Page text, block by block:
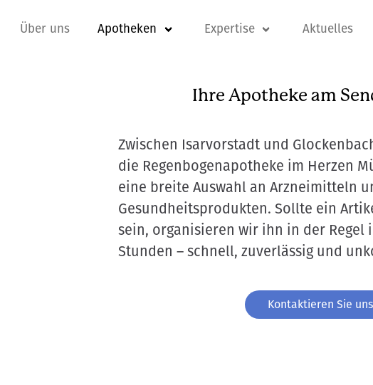
Über uns Apotheken Expertise Aktuelles
Ihre Apotheke am
Zwischen Isarvorstadt und
die Regenbogenapotheke im Herzen
eine breite Auswahl an Arzneimitteln
Gesundheitsprodukten. Sollte ein
sein, organisieren wir ihn in der Regel
Stunden – schnell, zuverlässig und
Kontaktieren Sie uns